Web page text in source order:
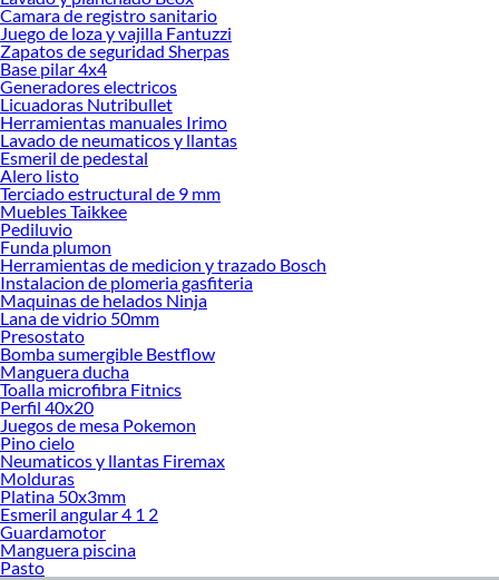
renovación de espacios. ¡Visítanos y descubre todo lo que tenemos para
ofrecerte!
Encuentra una amplia variedad de productos de Materiales de Construcción en
Sodimac. Encuentra todo lo necesario para tus proyectos de renovación y
decoración. ¡Visítanos y haz tus ideas realidad!
Camara de registro sanitario
Juego de loza y vajilla Fantuzzi
Zapatos de seguridad Sherpas
Base pilar 4x4
Generadores electricos
Licuadoras Nutribullet
Herramientas manuales Irimo
Lavado de neumaticos y llantas
Esmeril de pedestal
Alero listo
Terciado estructural de 9 mm
Muebles Taikkee
Pediluvio
Funda plumon
Herramientas de medicion y trazado Bosch
Instalacion de plomeria gasfiteria
Maquinas de helados Ninja
Lana de vidrio 50mm
Presostato
Bomba sumergible Bestflow
Manguera ducha
Toalla microfibra Fitnics
Perfil 40x20
Juegos de mesa Pokemon
Pino cielo
Neumaticos y llantas Firemax
Molduras
Platina 50x3mm
Esmeril angular 4 1 2
Guardamotor
Manguera piscina
Pasto